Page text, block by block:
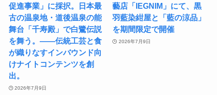
促進事業」に採択。日本最
古の温泉地・道後温泉の能
舞台「千寿殿」で白鷺伝説
を舞う。――伝統工芸と食
が織りなすインバウンド向
けナイトコンテンツを創
出。
2026年7月9日
藝店「IEGNIM」にて、黒
羽藍染紺屋と「藍の涼品」
を期間限定で開催
2026年7月9日